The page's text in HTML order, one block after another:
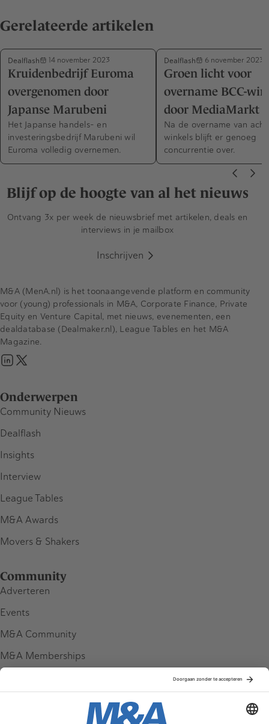
Gerelateerde artikelen
Dealflash 14 november 2023
Kruidenbedrijf Euroma
overgenomen door
Japanse Marubeni
Het Japanse handels- en
investeringsbedrijf Marubeni wil
Euroma volledig overnemen.
Dealflash 6 november 2023
Groen licht voor
overname BCC-
door MediaMarkt
Na de overname van
winkels blijft er genoeg
concurrentie over.
Blijf op de hoogte van al het nieuws
Ontvang 3x per week de nieuwsbrief met artikelen, deals en
interviews in je mailbox
Inschrijven
Onderwerpen
Community Nieuws
Dealflash
Insights
Interview
League Tables
M&A Awards
Movers & Shakers
Community
Adverteren
Events
M&A Community
M&A Memberships
M&A (MenA.nl) is het toonaangevende platform en community
voor (young) professionals in M&A, Corporate Finance, Private
Equity en Venture Capital, met nieuws, evenementen, een
dealdatabase (Dealmaker.nl), League Tables en het M&A
Magazine.